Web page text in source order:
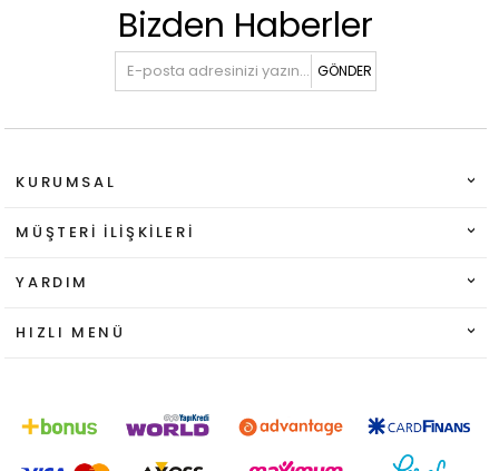
Bizden Haberler
GÖNDER
KURUMSAL
MÜŞTERI İLIŞKILERI
YARDIM
HIZLI MENÜ